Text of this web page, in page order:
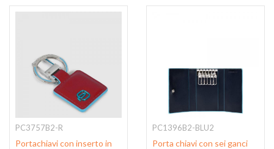
PC3757B2-R
Portachiavi con inserto in
PC1396B2-BLU2
Porta chiavi con sei ganci